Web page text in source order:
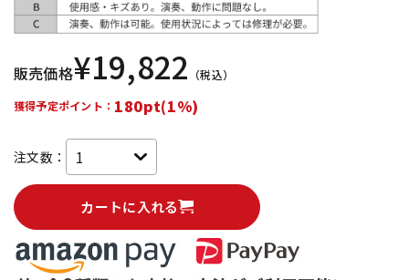
販売価格¥19,822 （税込）
獲得予定ポイント： 180pt(1%)
注文数：
カートに入れる